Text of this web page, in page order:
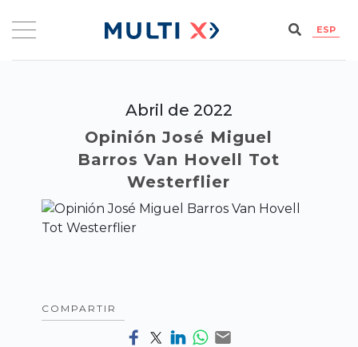
ESP
Abril de 2022
Opinión José Miguel
Barros Van Hovell Tot
Westerflier
COMPARTIR